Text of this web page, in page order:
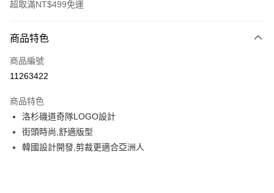
超取滿NT$499免運
信用卡一次付款
超商取貨付款
Apple Pay
街口支付
商品特色
商品編號
11263422
商品特色
洛杉磯道奇隊LOGO設計
街頭時尚,舒適版型
韓國設計開發,剪裁更適合亞洲人